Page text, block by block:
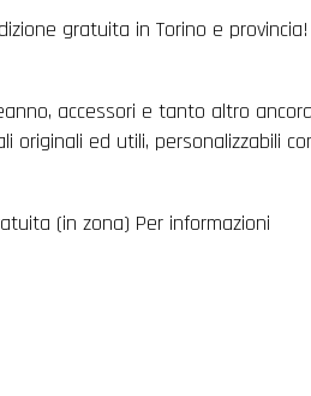
gratuita in Torino e
accessori e tanto altro
originali ed utili, personalizzabili
(in zona) Per informazioni